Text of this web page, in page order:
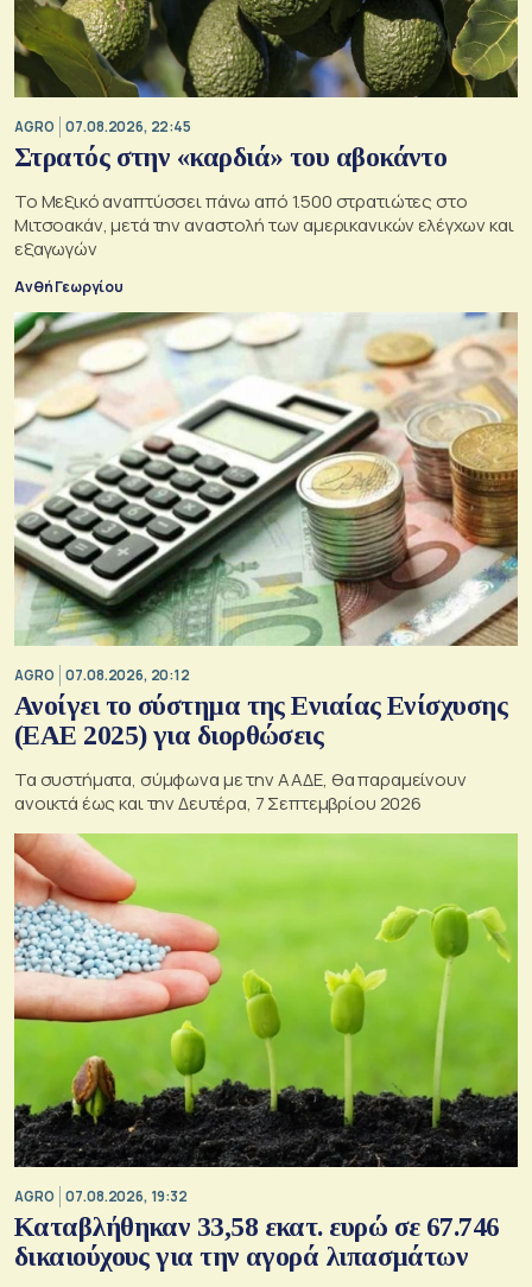
AGRO 07.08.2026, 22:45
Στρατός στην «καρδιά» του αβοκάντο
Το Μεξικό αναπτύσσει πάνω από 1.500 στρατιώτες στο
Μιτσοακάν, μετά την αναστολή των αμερικανικών ελέγχων και
εξαγωγών
Ανθή Γεωργίου
AGRO 07.08.2026, 20:12
Ανοίγει το σύστημα της Ενιαίας Ενίσχυσης
(ΕΑΕ 2025) για διορθώσεις
Τα συστήματα, σύμφωνα με την ΑΑΔΕ, θα παραμείνουν
ανοικτά έως και την Δευτέρα, 7 Σεπτεμβρίου 2026
AGRO 07.08.2026, 19:32
Καταβλήθηκαν 33,58 εκατ. ευρώ σε 67.746
δικαιούχους για την αγορά λιπασμάτων